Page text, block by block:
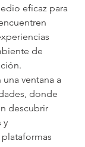
eficaz para
de
ventana a
donde
descubrir
y